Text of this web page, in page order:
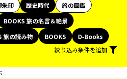
朱印 歴史時代
旅の図鑑
BOOKS 旅の名言＆絶景
旅の読み物 BOOKS
D-Books
絞り込み条件を追加